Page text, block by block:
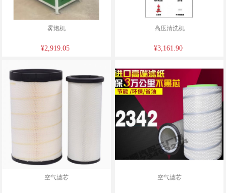
雾炮机
¥2,919.05
高压清洗机
¥3,161.90
空气滤芯 空气滤芯